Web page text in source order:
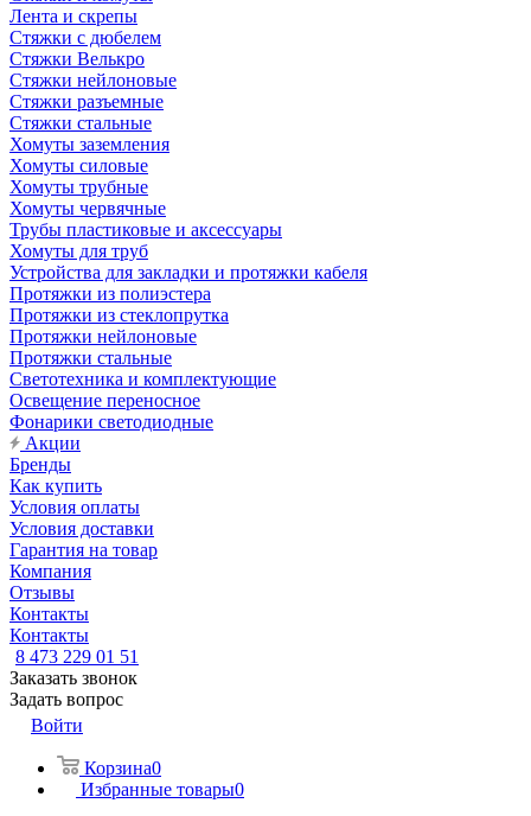
Лента и скрепы
Стяжки c дюбелем
Стяжки Велькро
Стяжки нейлоновые
Стяжки разъемные
Стяжки стальные
Хомуты заземления
Хомуты силовые
Хомуты трубные
Хомуты червячные
Трубы пластиковые и аксессуары
Хомуты для труб
Устройства для закладки и протяжки кабеля
Протяжки из полиэстера
Протяжки из стеклопрутка
Протяжки нейлоновые
Протяжки стальные
Светотехника и комплектующие
Освещение переносное
Фонарики светодиодные
Акции
Бренды
Как купить
Условия оплаты
Условия доставки
Гарантия на товар
Компания
Отзывы
Контакты
Контакты
8 473 229 01 51
Заказать звонок
Задать вопрос
Войти
Корзина0
Избранные товары0